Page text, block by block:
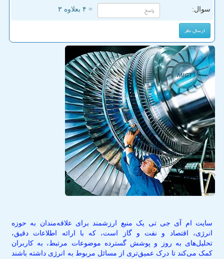
سوال: = ۴ بعلاوه ۳
سایت ام آی جی تی یک منبع ارزشمند برای علاقه‌مندان به حوزه
انرژی، اقتصاد و نفت و گاز است، که با ارائه اطلاعات دقیق،
تحلیل‌های به روز و پوشش گسترده موضوعات مرتبط، به کاربران
کمک می‌کند تا درک عمیق‌تری از مسائل مربوط به انرژی داشته باشند